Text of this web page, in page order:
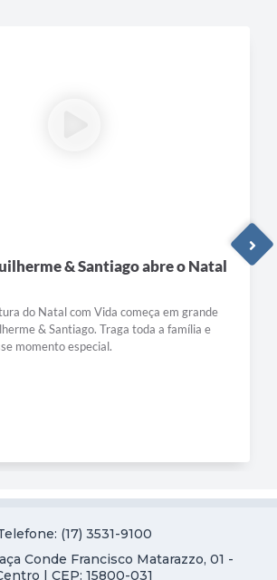
& Santiago abre o Natal
do Natal com Vida começa em grande
& Santiago. Traga toda a família e
momento especial.
(17) 3531-9100
Conde Francisco Matarazzo, 01 -
| CEP: 15800-031